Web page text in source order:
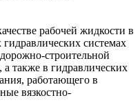
рабочей жидкости в
системах
строительной
а также в гидравлических
работающего в
вязкостно-